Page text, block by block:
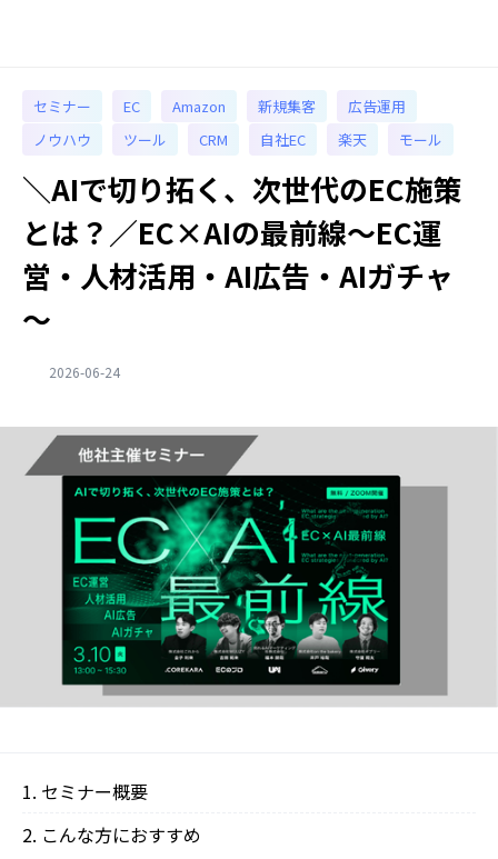
セミナー EC Amazon 新規集客
広告運用
ノウハウ
ツール CRM 自社EC 楽天 モール
＼AIで切り拓く、次世代のEC施策
とは？／EC×AIの最前線～EC運
営・人材活用・AI広告・AIガチャ
～
2026-06-24
セミナー概要
こんな方におすすめ